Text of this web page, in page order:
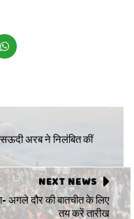
अरब ने निलंबित कीं
NEXT NEWS
दौर की बातचीत के लिए
तय करें तारीख